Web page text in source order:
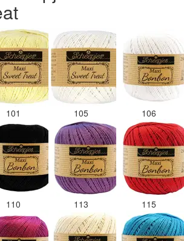
101 105 106
110 113 115